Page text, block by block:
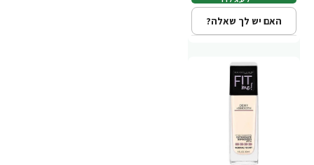
האם יש לך שאלה?